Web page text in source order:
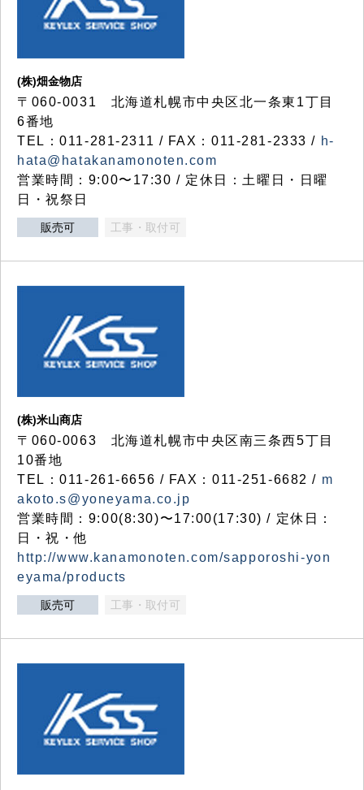
(株)畑金物店
〒060-0031 北海道札幌市中央区北一条東1丁目
6番地
TEL：011-281-2311 / FAX：011-281-2333 / h-
hata@hatakanamonoten.com
営業時間：9:00〜17:30 / 定休日：土曜日・日曜
日・祝祭日
販売可 工事・取付可
(株)米山商店
〒060-0063 北海道札幌市中央区南三条西5丁目
10番地
TEL：011-261-6656 / FAX：011-251-6682 / m
akoto.s@yoneyama.co.jp
営業時間：9:00(8:30)〜17:00(17:30) / 定休日：
日・祝・他
http://www.kanamonoten.com/sapporoshi-yon
eyama/products
販売可 工事・取付可